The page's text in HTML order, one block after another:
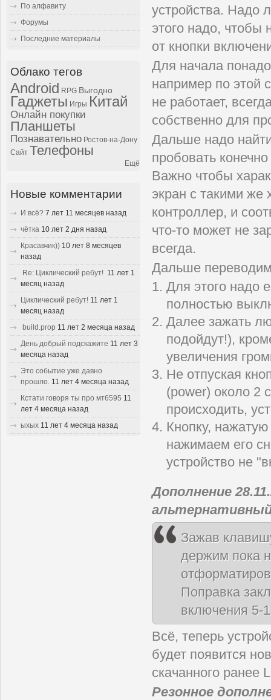
устройства. Надо
этого надо, чтобы
от кнопки
Для начала
например по этой
не работает,
собственно для
Дальше надо
пробовать
Важно чтобы
экран с такими же
контроллер, и
что-то может не
всегда.
Дальше
Для этого надо
полностью
Далее зажать
подойдут!),
увеличения
Не отпуская
(power) около 2
происходить,
Кнопку,
нажимаем его
устройство не
Дополнение
Зажав
держим пока
Поправка
включения 5-
Всё, теперь
будет появится
скачанного ранее
Резонное
По алфавиту
Форумы
Последние материалы
Облако тегов
Android RPG Выгодно
Гаджеты Игры Китай
Онлайн покупки
Планшеты
Познавательно Ростов-на-Дону
Сайт Телефоны
Ещё
Новые комментарии
И всё? 7 лет 11 месяцев назад
чётка 10 лет 2 дня назад
Красавчик)) 10 лет 8 месяцев
назад
Re: Циклический ребут! 11 лет 1
месяц назад
Циклический ребут! 11 лет 1
месяц назад
build.prop 11 лет 2 месяца назад
День добрый подскажите 11 лет 3
месяца назад
Это событие уже давно
прошло. 11 лет 4 месяца назад
Кстати говоря ты про мт6595 11
лет 4 месяца назад
ыхых 11 лет 4 месяца назад